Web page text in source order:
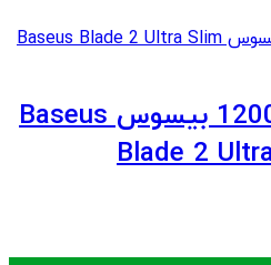
پاوربانک 65 وات 12000 بیسوس Baseus
Blade 2